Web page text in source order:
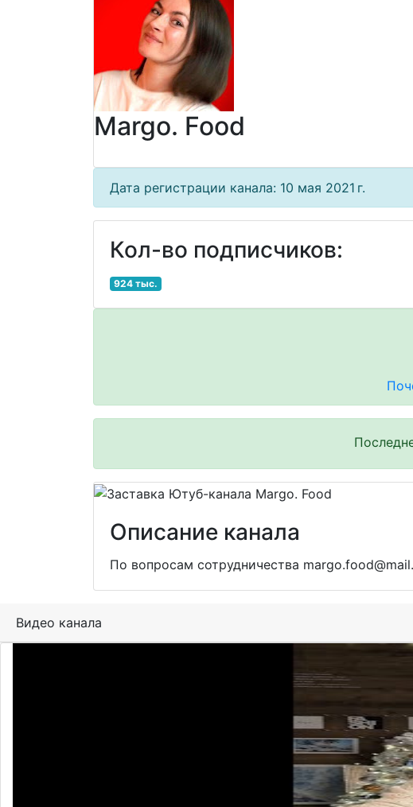
Margo. Food
Дата регистрации канала: 10 мая 2021 г.
Кол-во подписчиков:
924 тыс.
Описание канала
По вопросам сотрудничества
Видео канала